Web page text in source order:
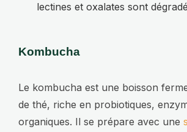
lectines et oxalates sont
Kombucha
Le kombucha est une boisson
de thé, riche en probiotiques,
organiques. Il se prépare avec une